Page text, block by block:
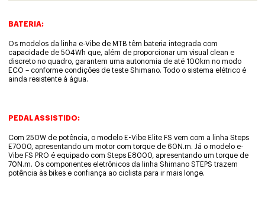
BATERIA:
Os modelos da linha e-Vibe de MTB têm bateria integrada com
capacidade de 504Wh que, além de proporcionar um visual clean e
discreto no quadro, garantem uma autonomia de até 100km no modo
ECO – conforme condições de teste Shimano. Todo o sistema elétrico é
ainda resistente à água.
PEDAL ASSISTIDO:
Com 250W de potência, o modelo E-Vibe Elite FS vem com a linha Steps
E7000, apresentando um motor com torque de 60N.m. Já o modelo e-
Vibe FS PRO é equipado com Steps E8000, apresentando um torque de
70N.m. Os componentes eletrônicos da linha Shimano STEPS trazem
potência às bikes e confiança ao ciclista para ir mais longe.